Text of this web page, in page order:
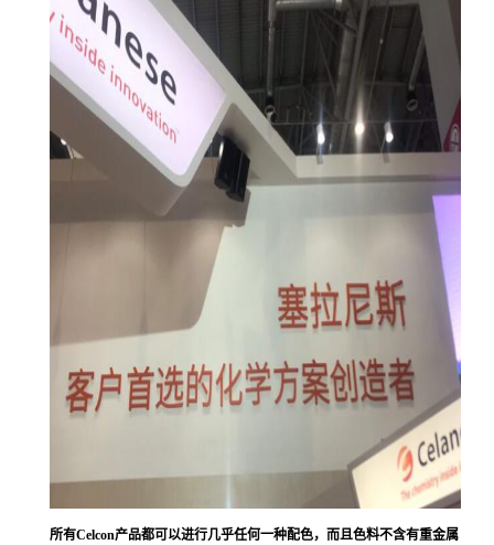
所有Celcon产品都可以进行几乎任何一种配色，而且色料不含有重金属